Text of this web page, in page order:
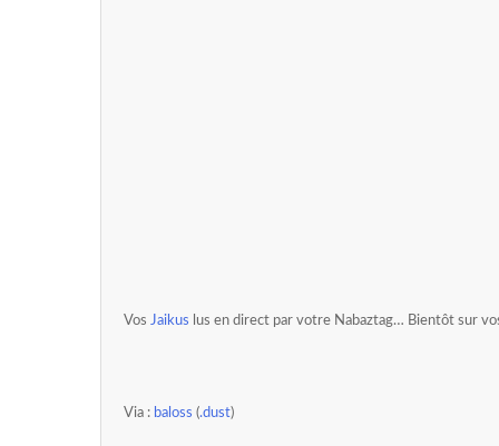
Vos Jaikus lus en direct par votre Nabaztag… Bientôt sur
Via : baloss (.dust)